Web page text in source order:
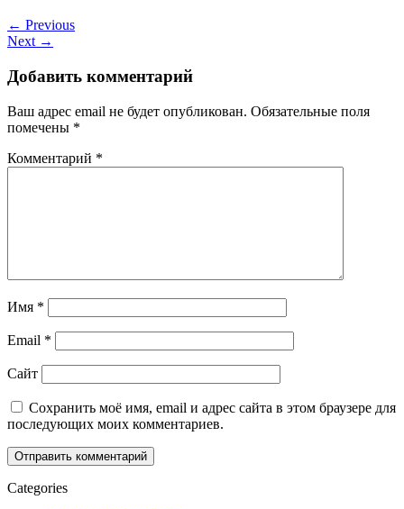
← Previous
Next →
Добавить комментарий
Ваш адрес email не будет опубликован. Обязательные поля
помечены *
Комментарий *
Имя *
Email *
Сайт
Сохранить моё имя, email и адрес сайта в этом браузере для
последующих моих комментариев.
Categories